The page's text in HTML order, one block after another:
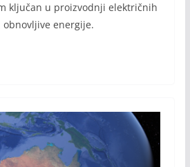
ključan u proizvodnji električnih
energije.